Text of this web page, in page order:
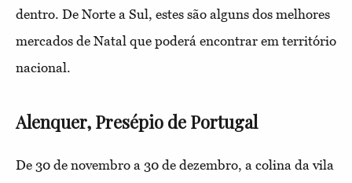
dentro. De Norte a Sul, estes são alguns dos melhores
mercados de Natal que poderá encontrar em território
nacional.
Alenquer, Presépio de Portugal
De 30 de novembro a 30 de dezembro, a colina da vila